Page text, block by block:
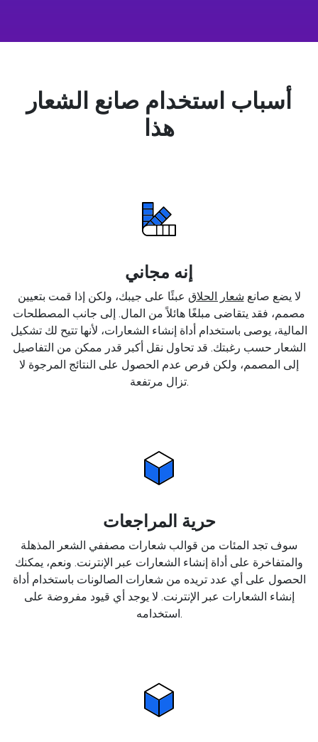
أسباب استخدام صانع الشعار
هذا
إنه مجاني
لا يضع صانع شعار الحلاق عبئًا على جيبك، ولكن إذا قمت بتعيين
مصمم، فقد يتقاضى مبلغًا هائلاً من المال. إلى جانب المصطلحات
المالية، يوصى باستخدام أداة إنشاء الشعارات، لأنها تتيح لك تشكيل
الشعار حسب رغبتك. قد تحاول نقل أكبر قدر ممكن من التفاصيل
إلى المصمم، ولكن فرص عدم الحصول على النتائج المرجوة لا
تزال مرتفعة.
حرية المراجعات
سوف تجد المئات من قوالب شعارات مصففي الشعر المذهلة
والمتفاخرة على أداة إنشاء الشعارات عبر الإنترنت. ونعم، يمكنك
الحصول على أي عدد تريده من شعارات الصالونات باستخدام أداة
إنشاء الشعارات عبر الإنترنت. لا يوجد أي قيود مفروضة على
استخدامه.